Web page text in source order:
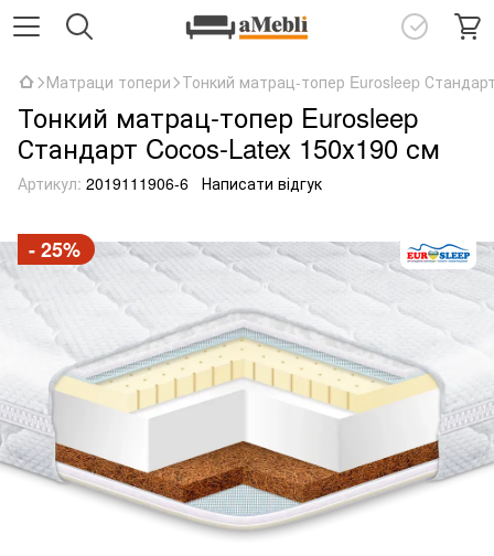
Матраци топери Тонкий матрац-топер Eurosleep
Тонкий матрац-топер Eurosleep
Стандарт Cocos-Latex 150х190 см
Артикул: 2019111906-6 Написати відгук
- 25%